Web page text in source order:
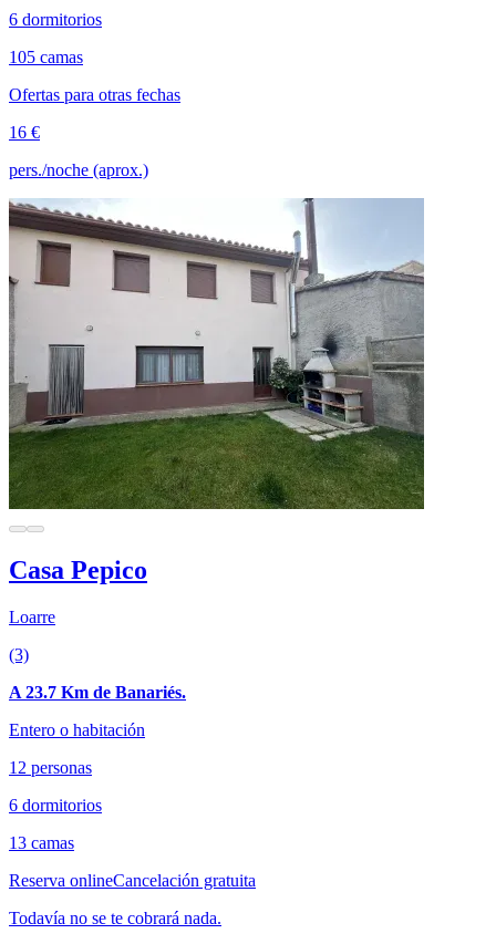
6 dormitorios
105 camas
Ofertas para otras fechas
16 €
pers./noche (aprox.)
Casa Pepico
Loarre
(3)
A 23.7 Km de Banariés.
Entero o habitación
12 personas
6 dormitorios
13 camas
Reserva onlineCancelación gratuita
Todavía no se te cobrará nada.